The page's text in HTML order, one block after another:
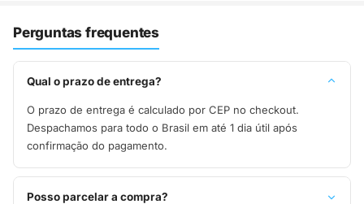
Perguntas frequentes
Qual o prazo de entrega?
O prazo de entrega é calculado por CEP no checkout.
Despachamos para todo o Brasil em até 1 dia útil após
confirmação do pagamento.
Posso parcelar a compra?